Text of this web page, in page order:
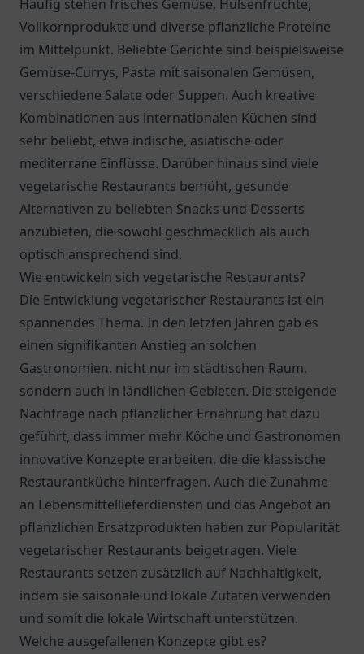
Häufig stehen frisches Gemüse, Hülsenfrüchte,
Vollkornprodukte und diverse pflanzliche Proteine
im Mittelpunkt. Beliebte Gerichte sind beispielsweise
Gemüse-Currys, Pasta mit saisonalen Gemüsen,
verschiedene Salate oder Suppen. Auch kreative
Kombinationen aus internationalen Küchen sind
sehr beliebt, etwa indische, asiatische oder
mediterrane Einflüsse. Darüber hinaus sind viele
vegetarische Restaurants bemüht, gesunde
Alternativen zu beliebten Snacks und Desserts
anzubieten, die sowohl geschmacklich als auch
optisch ansprechend sind.
Wie entwickeln sich vegetarische Restaurants?
Die Entwicklung vegetarischer Restaurants ist ein
spannendes Thema. In den letzten Jahren gab es
einen signifikanten Anstieg an solchen
Gastronomien, nicht nur im städtischen Raum,
sondern auch in ländlichen Gebieten. Die steigende
Nachfrage nach pflanzlicher Ernährung hat dazu
geführt, dass immer mehr Köche und Gastronomen
innovative Konzepte erarbeiten, die die klassische
Restaurantküche hinterfragen. Auch die Zunahme
an Lebensmittellieferdiensten und das Angebot an
pflanzlichen Ersatzprodukten haben zur Popularität
vegetarischer Restaurants beigetragen. Viele
Restaurants setzen zusätzlich auf Nachhaltigkeit,
indem sie saisonale und lokale Zutaten verwenden
und somit die lokale Wirtschaft unterstützen.
Welche ausgefallenen Konzepte gibt es?